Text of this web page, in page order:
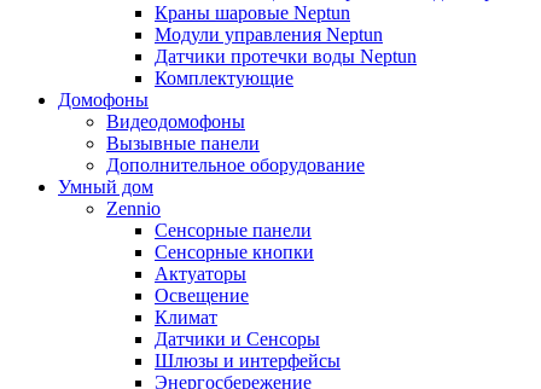
Краны шаровые Neptun
Модули управления Neptun
Датчики протечки воды Neptun
Комплектующие
Домофоны
Видеодомофоны
Вызывные панели
Дополнительное оборудование
Умный дом
Zennio
Сенсорные панели
Сенсорные кнопки
Актуаторы
Освещение
Климат
Датчики и Сенсоры
Шлюзы и интерфейсы
Энергосбережение